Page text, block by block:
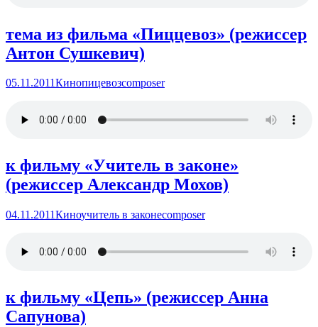
тема из фильма «Пиццевоз» (режиссер
Антон Сушкевич)
05.11.2011Кинопицевозcomposer
к фильму «Учитель в законе»
(режиссер Александр Мохов)
04.11.2011Киноучитель в законеcomposer
к фильму «Цепь» (режиссер Анна
Сапунова)